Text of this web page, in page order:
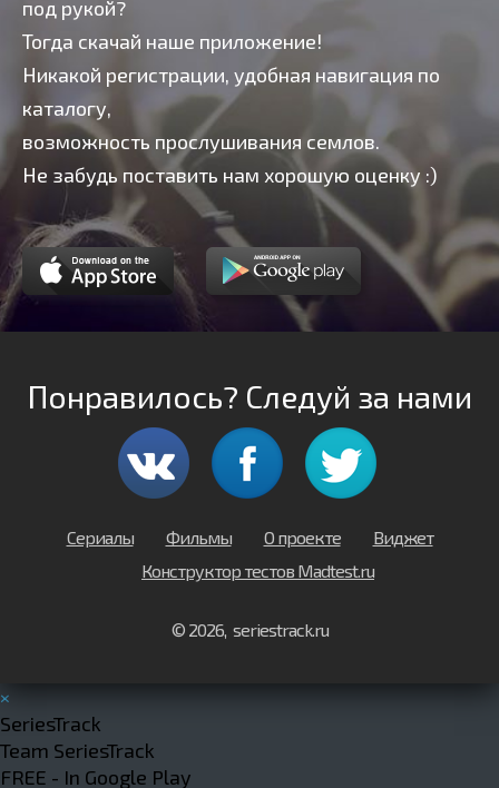
под рукой?
Тогда скачай наше приложение!
Никакой регистрации, удобная навигация по
каталогу,
возможность прослушивания семлов.
Не забудь поставить нам хорошую оценку :)
Понравилось? Следуй за нами
Сериалы Фильмы О проекте
Виджет
Конструктор тестов Madtest.ru
© 2026, seriestrack.ru
×
SeriesTrack
Team SeriesTrack
FREE - In Google Play